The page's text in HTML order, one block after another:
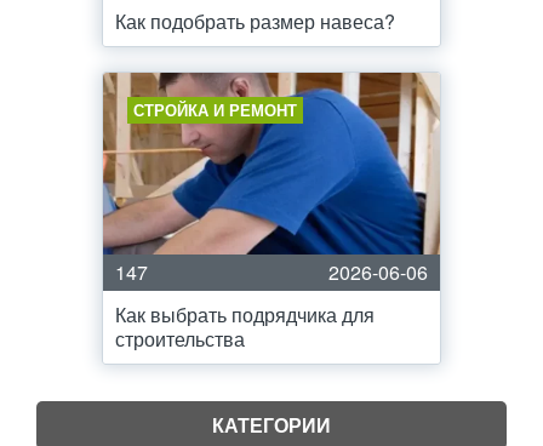
Как подобрать размер навеса?
СТРОЙКА И РЕМОНТ
147
2026-06-06
Как выбрать подрядчика для
строительства
КАТЕГОРИИ